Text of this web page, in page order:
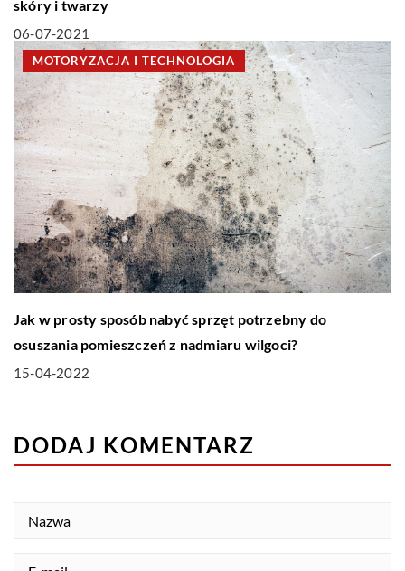
skóry i twarzy
06-07-2021
MOTORYZACJA I TECHNOLOGIA
Jak w prosty sposób nabyć sprzęt potrzebny do
osuszania pomieszczeń z nadmiaru wilgoci?
15-04-2022
DODAJ KOMENTARZ